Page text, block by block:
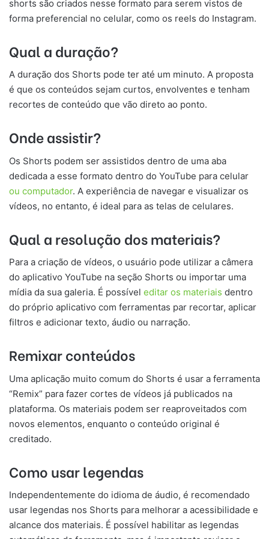
shorts são criados nesse formato para serem vistos de
forma preferencial no celular, como os reels do Instagram.
Qual a duração?
A duração dos Shorts pode ter até um minuto. A proposta
é que os conteúdos sejam curtos, envolventes e tenham
recortes de conteúdo que vão direto ao ponto.
Onde assistir?
Os Shorts podem ser assistidos dentro de uma aba
dedicada a esse formato dentro do YouTube para celular
ou computador. A experiência de navegar e visualizar os
vídeos, no entanto, é ideal para as telas de celulares.
Qual a resolução dos materiais?
Para a criação de vídeos, o usuário pode utilizar a câmera
do aplicativo YouTube na seção Shorts ou importar uma
mídia da sua galeria. É possível editar os materiais dentro
do próprio aplicativo com ferramentas par recortar, aplicar
filtros e adicionar texto, áudio ou narração.
Remixar conteúdos
Uma aplicação muito comum do Shorts é usar a ferramenta
“Remix” para fazer cortes de vídeos já publicados na
plataforma. Os materiais podem ser reaproveitados com
novos elementos, enquanto o conteúdo original é
creditado.
Como usar legendas
Independentemente do idioma de áudio, é recomendado
usar legendas nos Shorts para melhorar a acessibilidade e
alcance dos materiais. É possível habilitar as legendas